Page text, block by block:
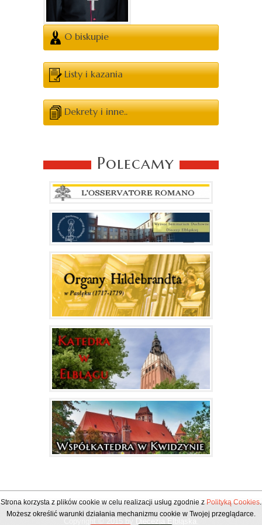
O biskupie
Listy i kazania
Dekrety i inne..
Polecamy
Strona korzysta z plików cookie w celu realizacji usług zgodnie zPolityką Cookies.
Możesz określić warunki działania mechanizmu cookie w Twojej przeglądarce.